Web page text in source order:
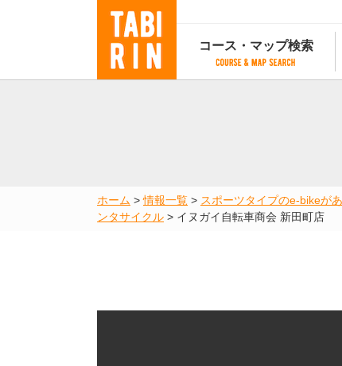
コース・マップ検索
地図から検索
スポットから検索
ホーム >情報一覧 > スポーツタイプのe-bikeが
ンタサイクル > イヌガイ自転車商会 新田町店